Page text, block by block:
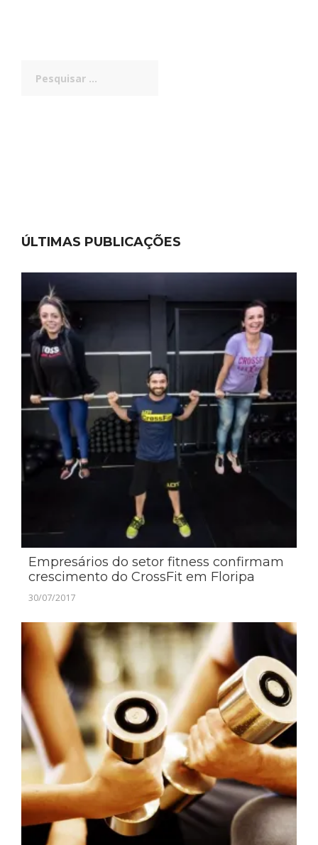
por:
ÚLTIMAS PUBLICAÇÕES
Empresários do setor fitness confirmam
crescimento do CrossFit em Floripa
30/07/2017